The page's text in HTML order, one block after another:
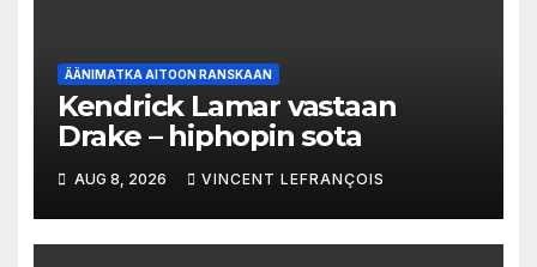
ÄÄNIMATKA AITOON RANSKAAN
Kendrick Lamar vastaan
Drake – hiphopin sota
AUG 8, 2026 VINCENT LEFRANÇOIS